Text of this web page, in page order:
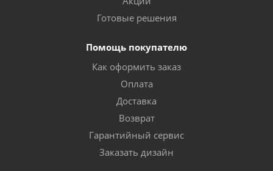
Готовые решения
Помощь покупателю
Как оформить заказ
Оплата
Доставка
Возврат
Гарантийный сервис
Заказать дизайн